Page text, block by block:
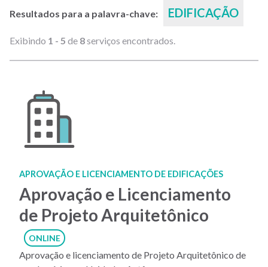
Resultados para a palavra-chave: EDIFICAÇÃO
Exibindo 1 - 5 de 8serviços encontrados.
APROVAÇÃO E LICENCIAMENTO DE EDIFICAÇÕES
Aprovação e Licenciamento
de Projeto Arquitetônico
ONLINE
Aprovação e licenciamento de Projeto Arquitetônico de